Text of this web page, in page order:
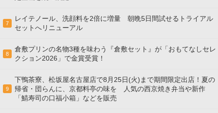
7
レイテノール、洗顔料を2倍に増量 朝晩5日間試せるトライアル
セットへリニューアル
8
倉敷プリンの名物3種を味わう『倉敷セット』が「おもてなしセレ
クション2026」で金賞受賞！
9
下鴨茶寮、松坂屋名古屋店で8月25日(火)まで期間限定出店！夏の
帰省・団らんに、京都料亭の味を 人気の西京焼き弁当や新作
「鯖寿司の口福小箱」などを販売